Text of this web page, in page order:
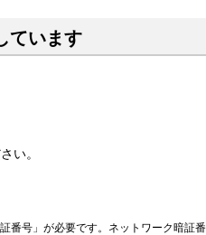
ています
い。
番号」が必要です。ネットワーク暗証